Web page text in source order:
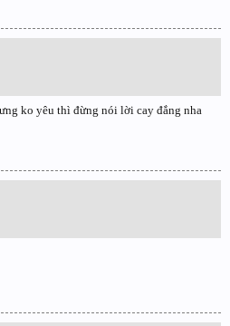
ko yêu thì đừng nói lời cay đắng nha